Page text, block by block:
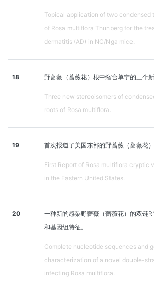
Topical application of two condensed
of Rosa multiflora Thunberg for the
dermatitis (AD) in NC/Nga mice.
18 野蔷薇（蔷薇花）根中缩合单宁的三个新
Three new stereoisomers of
roots of Rosa multiflora.
19 首次报道了美国东部的野蔷薇（蔷薇花）
First Report of Rosa multiflora cryptic
in the Eastern United States.
20
一种新的感染野蔷薇（蔷薇花）的双链
和基因组特征。
Complete nucleotide sequences and
characterization of a novel double-
infecting Rosa multiflora.